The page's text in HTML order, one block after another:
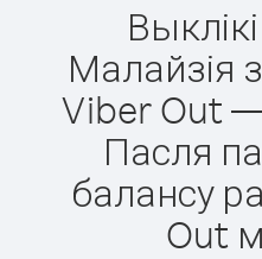
Малайзія
Viber Out
Пасля
балансу
Out